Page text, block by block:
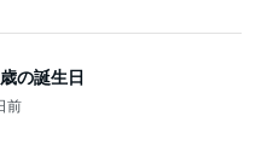
の誕生日
前